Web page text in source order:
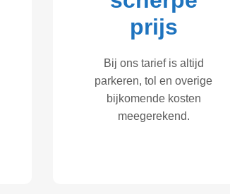
prijs
Bij ons tarief is altijd
parkeren, tol en overige
bijkomende kosten
meegerekend.